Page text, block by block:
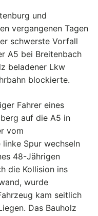
und
vergangenen Tagen
schwerste Vorfall
A5 bei Breitenbach
beladener Lkw
blockierte.
Fahrer eines
auf die A5 in
vom
Spur wechseln
48-Jährigen
die Kollision ins
wurde
kam seitlich
Das Bauholz